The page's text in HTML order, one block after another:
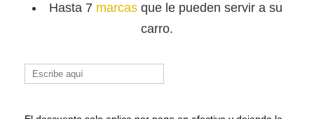
Hasta 7 marcasque le pueden servir a su
carro.
Buscar: